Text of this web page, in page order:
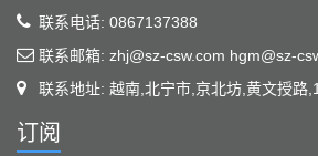
联系电话: 0867137388
联系邮箱: zhj@sz-csw.com hgm@sz-
联系地址: 越南,北宁市,京北坊,黄文授路
订阅